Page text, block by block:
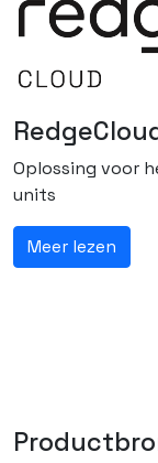
Oplossing voor
units
Meer lezen